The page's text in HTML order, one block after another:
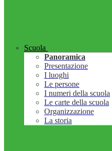
Scuola
Panoramica
Presentazione
I luoghi
Le persone
I numeri della scuola
Le carte della scuola
Organizzazione
La storia